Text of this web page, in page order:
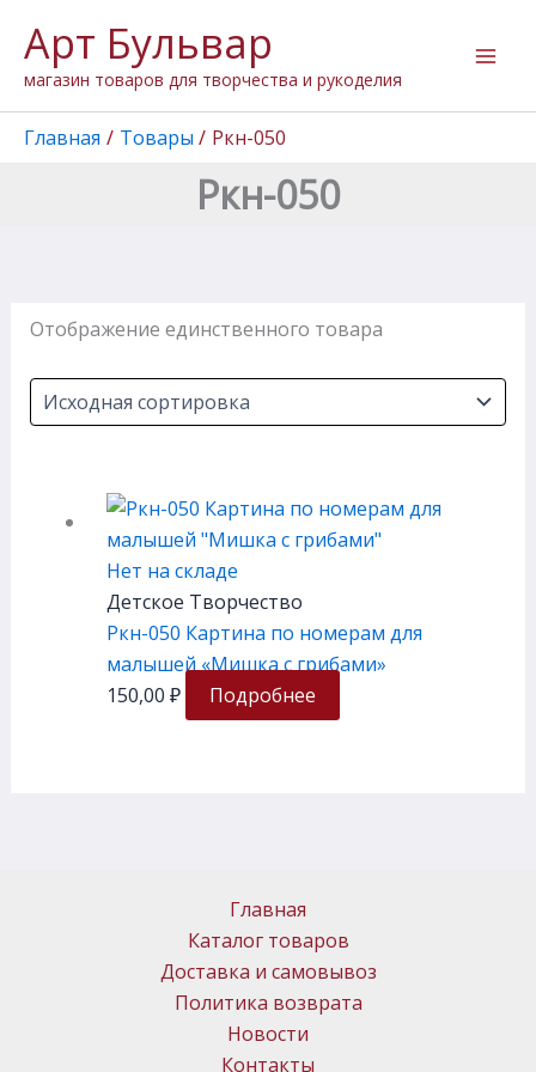
содержимому
Арт Бульвар
магазин товаров для творчества и рукоделия
Главная Товары Ркн-050
Ркн-050
Отображение единственного товара
Нет на складе
Детское Творчество
Ркн-050 Картина по номерам для
малышей «Мишка с грибами»
150,00 ₽ Подробнее
Главная
Каталог товаров
Доставка и самовывоз
Политика возврата
Новости
Контакты